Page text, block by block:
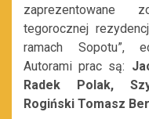
zaprezentowane
tegorocznej
ramach Sopotu”,
Autorami prac są:
Radek Polak,
Rogiński Tomasz